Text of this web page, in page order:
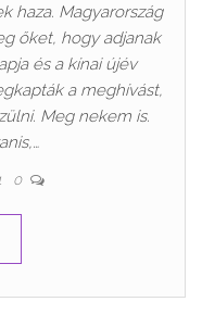
haza. Magyarország
őket, hogy adjanak
és a kínai újév
a meghívást,
Meg nekem is.
0